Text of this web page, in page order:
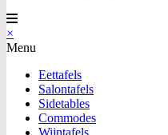
×
Menu
Eettafels
Salontafels
Sidetables
Commodes